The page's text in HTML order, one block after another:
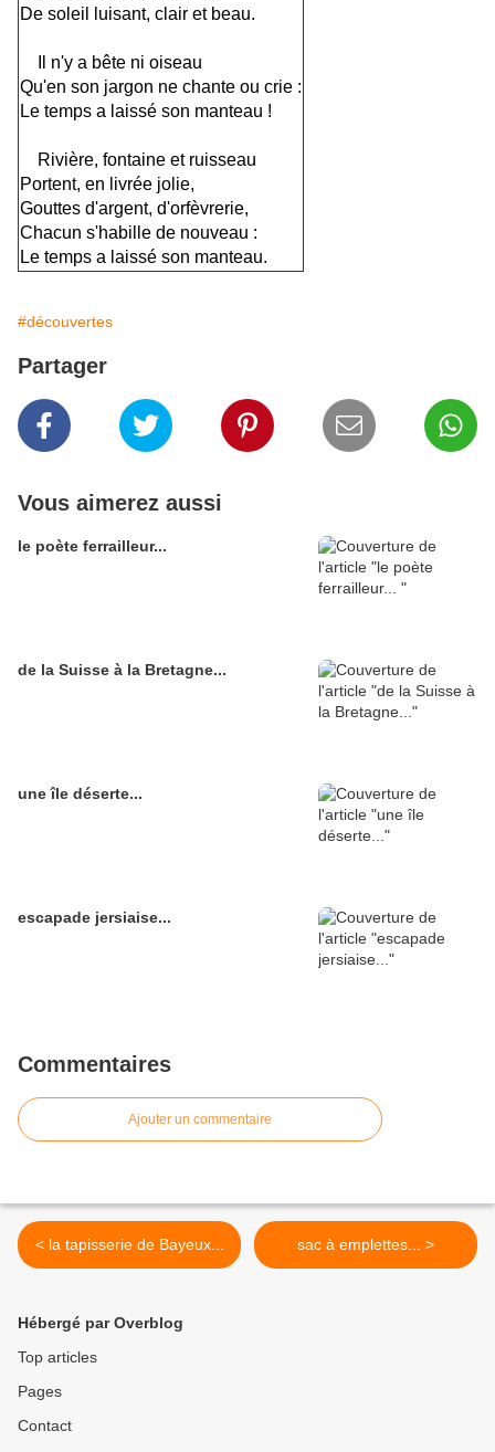
De soleil luisant, clair et beau.
Il n'y a bête ni oiseau
Qu'en son jargon ne chante ou crie :
Le temps a laissé son manteau !
Rivière, fontaine et ruisseau
Portent, en livrée jolie,
Gouttes d'argent, d'orfèvrerie,
Chacun s'habille de nouveau :
Le temps a laissé son manteau.
#découvertes
Partager
Vous aimerez aussi
le poète ferrailleur...
de la Suisse à la Bretagne...
une île déserte...
escapade jersiaise...
Commentaires
Ajouter un commentaire
< la tapisserie de Bayeux... sac à emplettes... >
Hébergé par Overblog
Top articles
Pages
Contact